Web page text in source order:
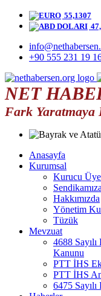
55,1307
+90 555 231 19
NET
Fark Yaratmaya
Anasayfa
Kurumsal
Kurucu
Hakkımızda
Yönetim
Tüzük
Mevzuat
4688
Kanunu
PTT İHS
PTT İHS
6475